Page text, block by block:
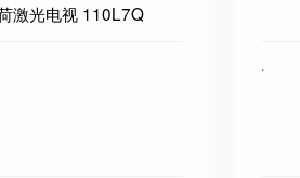
激光电视 110L7Q
·